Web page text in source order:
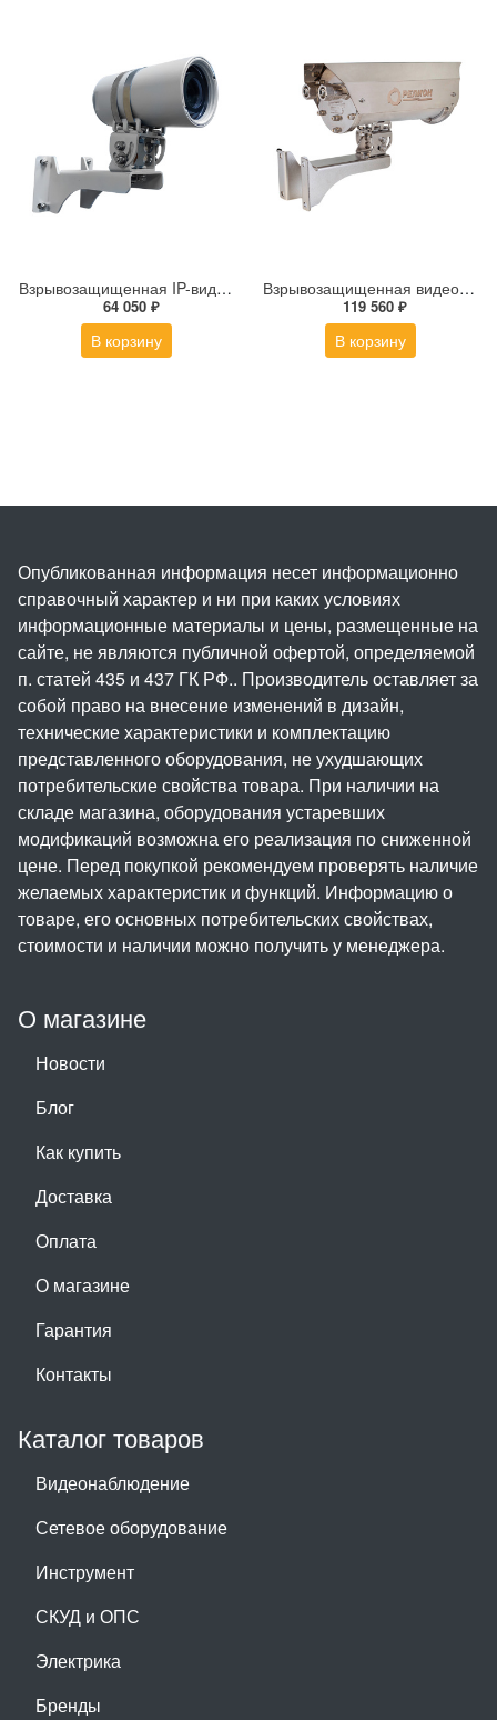
Взрывозащищенная IP-видеокамера Релион Релион-Exd-М-50-ИК-IP2Мп3.6mm-PoE-TR
64 050 ₽
В корзину
Взрывозащищенная видеокамера Релион Релион-Exd-Н-150-ИК-IP8Мп2.7-13.5Z-220-SD-МК-TR
119 560 ₽
В корзину
О магазине
Новости
Блог
Как купить
Доставка
Оплата
О магазине
Гарантия
Контакты
Каталог товаров
Видеонаблюдение
Сетевое оборудование
Инструмент
СКУД и ОПС
Электрика
Бренды
Опубликованная информация несет информационно
справочный характер и ни при каких условиях
информационные материалы и цены, размещенные на
сайте, не являются публичной офертой, определяемой
п. статей 435 и 437 ГК РФ.. Производитель оставляет за
собой право на внесение изменений в дизайн,
технические характеристики и комплектацию
представленного оборудования, не ухудшающих
потребительские свойства товара. При наличии на
складе магазина, оборудования устаревших
модификаций возможна его реализация по сниженной
цене. Перед покупкой рекомендуем проверять наличие
желаемых характеристик и функций. Информацию о
товаре, его основных потребительских свойствах,
стоимости и наличии можно получить у менеджера.